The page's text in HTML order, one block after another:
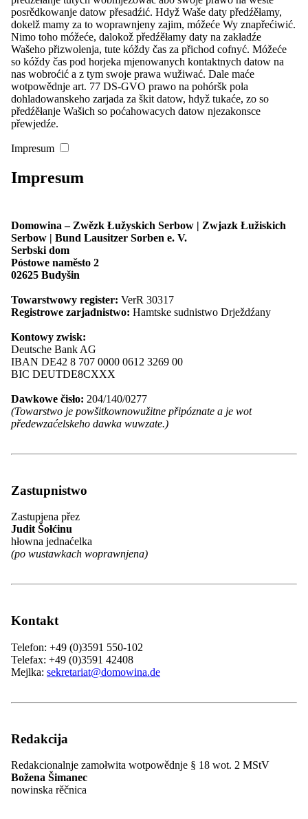
Nowosće
Stawizny
Župy a čłonske towarstwa
Kontakt
Meni začinić
Start
Přehlad: Nowosće
Nowinarstwo
Stawizny
Program
Čłonstwo
Přehlad: Čłonstwo
Župy a čłonske towarstwa
Přehlad: Župy a čłonske towarstwa
Serbski Sokoł
kulturu
Towarstwo Cyrila a Metoda
SKI Berlin
Towaršnosć za spěchowanje Serbskeho
Zwjazk serbskich spěwarskich
Župa "Handrij Zejler"
Předsyda
Zwjazkowe předsydstwo
Přehlad: Zwjazkowe předsydstwo
Čłonojo Zwjazkoweho předsydstwa
Wuběrki
Regionalne rěčnicy
posrědkowanje datow přesadźić. Hdyž Waše daty předźěłamy,
dokelž mamy za to woprawnjeny zajim, móžeće Wy znapřećiwić.
Nimo toho móžeće, dalokož předźěłamy daty na zakładźe
Wašeho přizwolenja, tute kóždy čas za přichod cofnyć. Móžeće
so kóždy čas pod horjeka mjenowanych kontaktnych datow na
nas wobroćić a z tym swoje prawa wužiwać. Dale maće
wotpowědnje art. 77 DS-GVO prawo na pohóršk pola
dohladowanskeho zarjada za škit datow, hdyž tukaće, zo so
předźěłanje Wašich so poćahowacych datow njezakonsce
přewjedźe.
Impresum
Impresum
Domowina – Zwězk Łužyskich Serbow | Zwjazk Łužiskich
Serbow | Bund Lausitzer Sorben e. V.
Serbski dom
Póstowe naměsto 2
02625 Budyšin
Towarstwowy register: VerR 30317
Registrowe zarjadnistwo: Hamtske sudnistwo Drježdźany
Kontowy zwisk:
Deutsche Bank AG
IBAN DE42 8 707 0000 0612 3269 00
BIC DEUTDE8CXXX
Dawkowe čisło: 204/140/0277
(Towarstwo je powšitkownowužitne připóznate a je wot
předewzaćelskeho dawka wuwzate.)
Zastupnistwo
Zastupjena přez
Judit Šołćinu
hłowna jednaćelka
(po wustawkach woprawnjena)
Kontakt
Telefon: +49 (0)3591 550-102
Telefax: +49 (0)3591 42408
Mejlka: sekretariat@domowina.de
Redakcija
Redakcionalnje zamołwita wotpowědnje § 18 wot. 2 MStV
Božena Šimanec
nowinska rěčnica